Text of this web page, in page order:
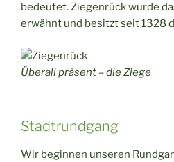
bedeutet. Ziegenrück wurde
erwähnt und besitzt seit 1328
Überall präsent – die Ziege
Stadtrundgang
Wir beginnen unseren